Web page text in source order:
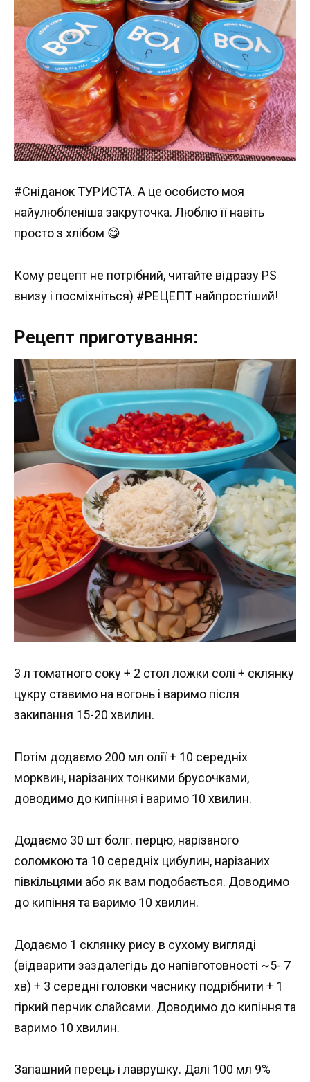
#Сніданок ТУРИСТА. А це особисто моя
найулюбленіша закруточка. Люблю її навіть
просто з хлібом 😋
Кому рецепт не потрібний, читайте відразу PS
внизу і посміхніться) #РЕЦЕПТ найпростіший!
Рецепт приготування:
3 л томатного соку + 2 стол ложки солі + склянку
цукру ставимо на вогонь і варимо після
закипання 15-20 хвилин.
Потім додаємо 200 мл олії + 10 середніх
морквин, нарізаних тонкими брусочками,
доводимо до кипіння і варимо 10 хвилин.
Додаємо 30 шт болг. перцю, нарізаного
соломкою та 10 середніх цибулин, нарізаних
півкільцями або як вам подобається. Доводимо
до кипіння та варимо 10 хвилин.
Додаємо 1 склянку рису в сухому вигляді
(відварити заздалегідь до напівготовності ~5- 7
хв) + 3 середні головки часнику подрібнити + 1
гіркий перчик слайсами. Доводимо до кипіння та
варимо 10 хвилин.
Запашний перець і лаврушку. Далі 100 мл 9%